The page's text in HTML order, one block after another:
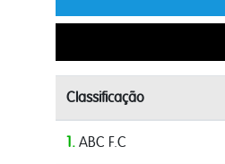
Classificação
1. ABC F.C